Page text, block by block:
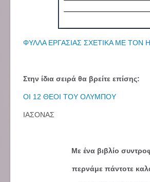
ΦΥΛΛΑ ΕΡΓΑΣΙΑΣ ΣΧΕΤΙΚΑ ΜΕ ΤΟΝ
Στην ίδια σειρά θα βρείτε επίσης:
ΟΙ 12 ΘΕΟΙ ΤΟΥ ΟΛΥΜΠΟΥ
ΙΑΣΟΝΑΣ
Με ένα βιβλίο
περνάμε πάντοτε